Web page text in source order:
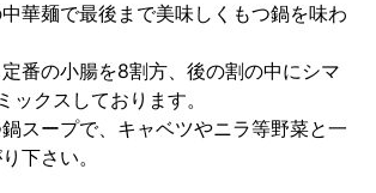
華麺で最後まで美味しくもつ鍋を味わ
番の小腸を8割方、後の割の中にシマ
ックスしております。
スープで、キャベツやニラ等野菜と一
下さい。